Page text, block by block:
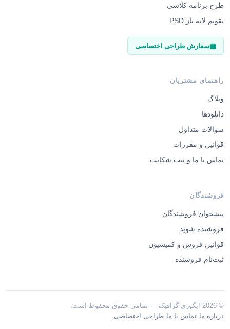
طرح برنامه کلاسی
تقویم لایه باز PSD
سفارش طراحی اختصاصی
راهنمای مشتریان
وبلاگ
دانلودها
سوالات متداول
قوانین و مقررات
تماس با ما و ثبت شکایت
فروشندگان
پیشخوان فروشندگان
فروشنده شوید
قوانین فروش و کمیسیون
ثبت‌نام فروشنده
© 2026 ایگوری گرافیک — تمامی حقوق محفوظ است.
درباره ما ·تماس با ما ·طراحی اختصاصی